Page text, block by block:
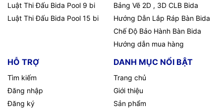
Luật Thi Đấu Bida Pool 9 bi
Luật Thi Đấu Bida Pool 15 bi
Bảng Vẽ 2D , 3D CLB Bida
Hướng Dẫn Lắp Ráp Bàn Bida
Chế Độ Bảo Hành Bàn Bida
Hướng dẫn mua hàng
HỖ TRỢ
Tìm kiếm
Đăng nhập
Đăng ký
DANH MỤC NỔI BẬT
Trang chủ
Giới thiệu
Sản phẩm